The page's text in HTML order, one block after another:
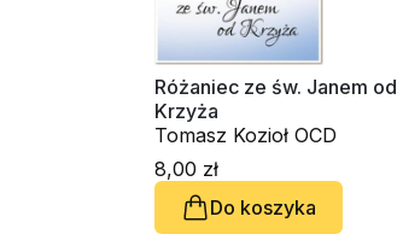
Różaniec ze św. Janem od
Krzyża
Tomasz Kozioł OCD
8,00 zł
Do koszyka